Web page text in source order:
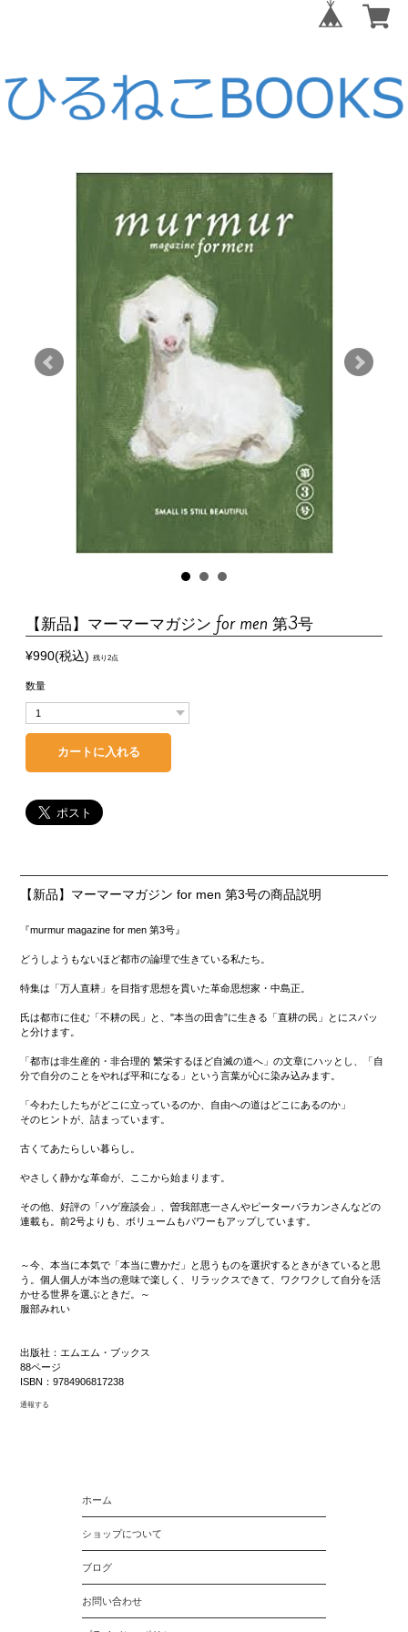
【新品】マーマーマガジン for men 第3号
¥990(税込) 残り2点
数量
【新品】マーマーマガジン for men 第3号の商品説明
『murmur magazine for men 第3号』
どうしようもないほど都市の論理で生きている私たち。
特集は「万人直耕」を目指す思想を貫いた革命思想家・中島正。
氏は都市に住む「不耕の民」と、"本当の田舎”に生きる「直耕の民」とにスパッ
と分けます。
「都市は非生産的・非合理的 繁栄するほど自滅の道へ」の文章にハッとし、「自
分で自分のことをやれば平和になる」という言葉が心に染み込みます。
「今わたしたちがどこに立っているのか、自由への道はどこにあるのか」
そのヒントが、詰まっています。
古くてあたらしい暮らし。
やさしく静かな革命が、ここから始まります。
その他、好評の「ハゲ座談会」、曽我部恵一さんやピーターバラカンさんなどの
連載も。前2号よりも、ボリュームもパワーもアップしています。
～今、本当に本気で「本当に豊かだ」と思うものを選択するときがきていると思
う。個人個人が本当の意味で楽しく、リラックスできて、ワクワクして自分を活
かせる世界を選ぶときだ。～
服部みれい
出版社：エムエム・ブックス
88ページ
ISBN：9784906817238
通報する
ホーム
ショップについて
ブログ
お問い合わせ